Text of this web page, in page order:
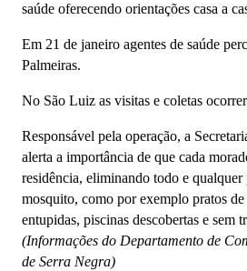
saúde oferecendo orientações casa a
Em 21 de janeiro agentes de saúde
Palmeiras.
No São Luiz as visitas e coletas
Responsável pela operação, a
alerta a importância de que cada
residência, eliminando todo e
mosquito, como por exemplo pratos
entupidas, piscinas descobertas e sem
(Informações do Departamento de
de Serra Negra)